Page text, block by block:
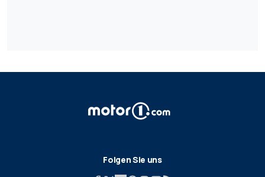
Folgen Sie uns